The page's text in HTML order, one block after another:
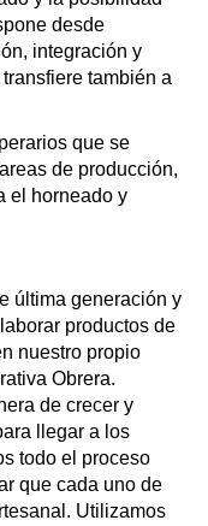
desde
integración y
también a
que se
de producción,
el horneado y
última generación y
productos de
nuestro propio
Obrera.
de crecer y
llegar a los
todo el proceso
que cada uno de
Utilizamos